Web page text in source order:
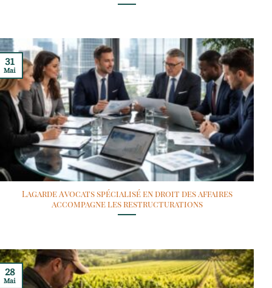
Lagarde Avocats spécialisé en droit des affaires
accompagne les restructurations
31
Mai
28
Mai